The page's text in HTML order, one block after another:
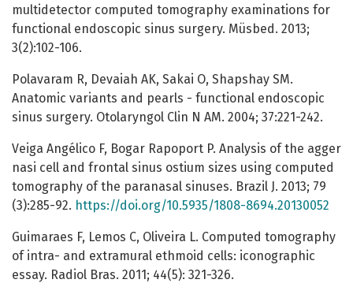
multidetector computed tomography examinations for
functional endoscopic sinus surgery. Müsbed. 2013;
3(2):102-106.
Polavaram R, Devaiah AK, Sakai O, Shapshay SM.
Anatomic variants and pearls - functional endoscopic
sinus surgery. Otolaryngol Clin N AM. 2004; 37:221-242.
Veiga Angélico F, Bogar Rapoport P. Analysis of the agger
nasi cell and frontal sinus ostium sizes using computed
tomography of the paranasal sinuses. Brazil J. 2013; 79
(3):285-92. https://doi.org/10.5935/1808-8694.20130052
Guimaraes F, Lemos C, Oliveira L. Computed tomography
of intra- and extramural ethmoid cells: iconographic
essay. Radiol Bras. 2011; 44(5): 321-326.